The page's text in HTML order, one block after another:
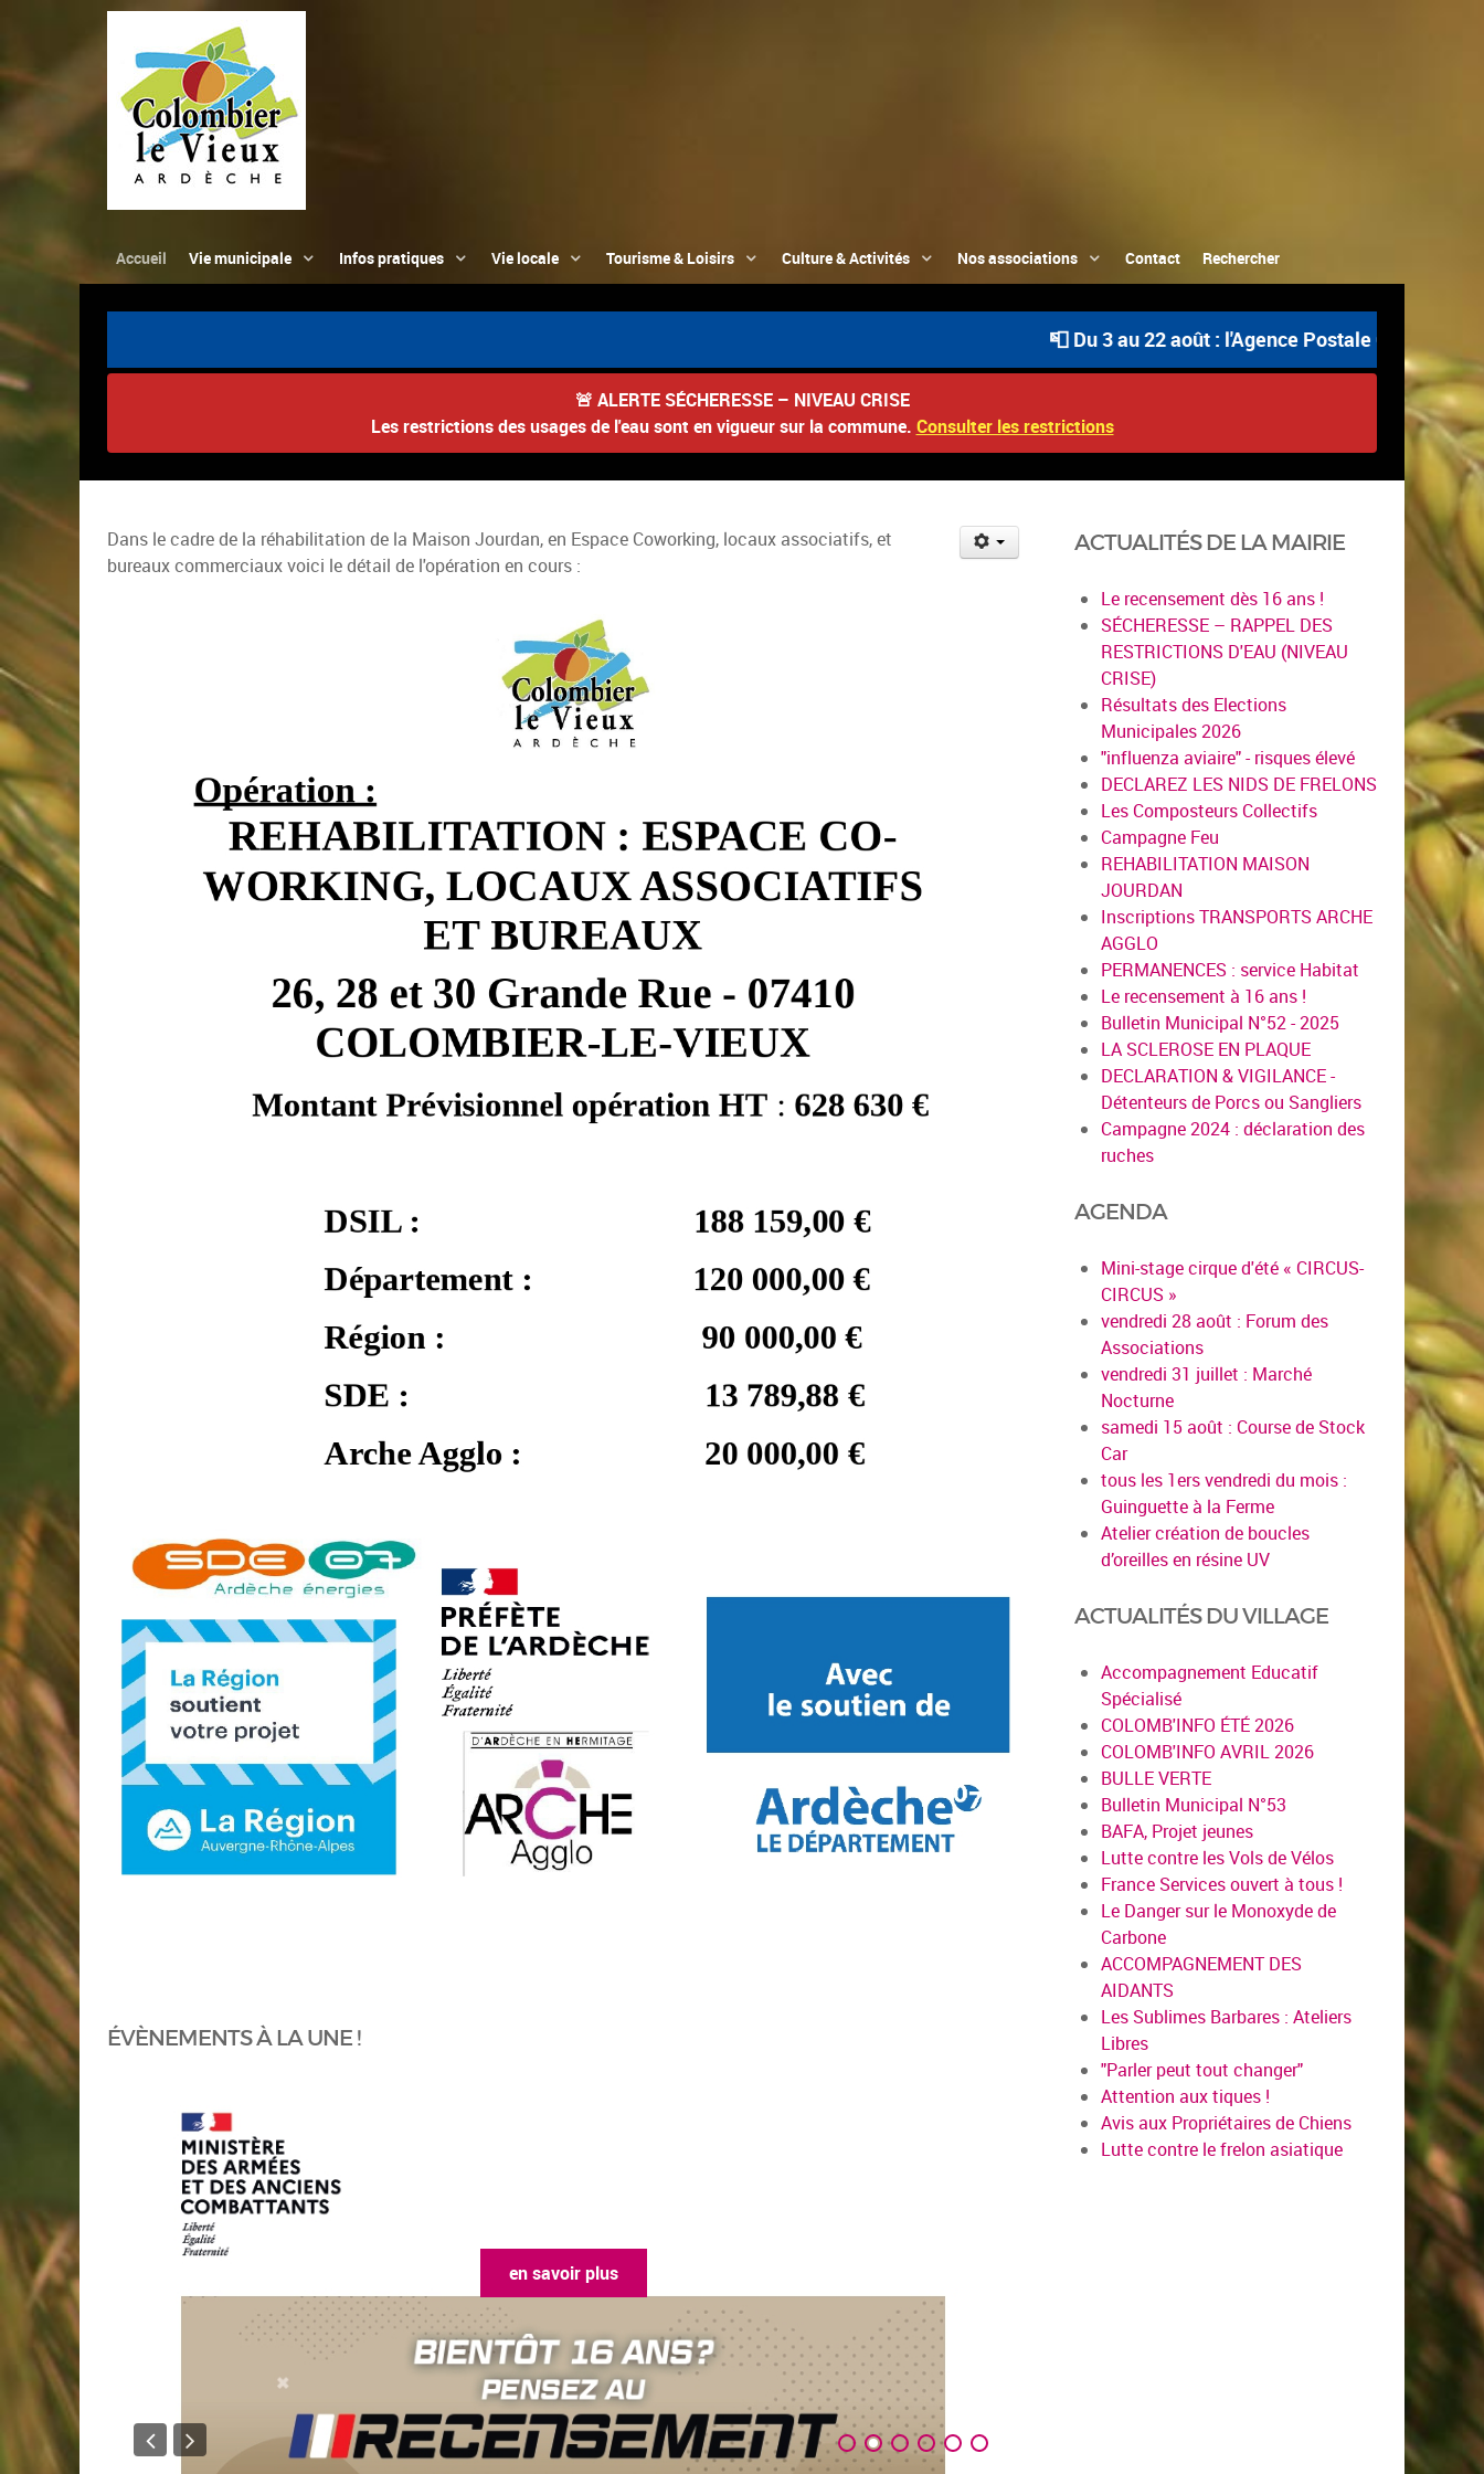
Accueil Vie municipale Infos pratiques Vie locale Tourisme & Loisirs Culture & Activités Nos associations Contact Rechercher
📮 Du 3 au 22 août : l'Agence Postale Communale
🚨 ALERTE SÉCHERESSE – NIVEAU CRISE
Les restrictions des usages de l'eau sont en vigueur sur la commune. Consulter les restrictions
Dans le cadre de la réhabilitation de la Maison Jourdan, en Espace Coworking, locaux associatifs, et
bureaux commerciaux voici le détail de l'opération en cours :
ÉVÈNEMENTS À LA UNE !
ACTUALITÉS DE LA MAIRIE
Le recensement dès 16 ans !
SÉCHERESSE – RAPPEL DES
RESTRICTIONS D'EAU (NIVEAU
CRISE)
Résultats des Elections
Municipales 2026
"influenza aviaire" - risques élevé
DECLAREZ LES NIDS DE FRELONS
Les Composteurs Collectifs
Campagne Feu
REHABILITATION MAISON
JOURDAN
Inscriptions TRANSPORTS ARCHE
AGGLO
PERMANENCES : service Habitat
Le recensement à 16 ans !
Bulletin Municipal N°52 - 2025
LA SCLEROSE EN PLAQUE
DECLARATION & VIGILANCE -
Détenteurs de Porcs ou Sangliers
Campagne 2024 : déclaration des
ruches
AGENDA
Mini-stage cirque d'été « CIRCUS-
CIRCUS »
vendredi 28 août : Forum des
Associations
vendredi 31 juillet : Marché
Nocturne
samedi 15 août : Course de Stock
Car
tous les 1ers vendredi du mois :
Guinguette à la Ferme
Atelier création de boucles
d’oreilles en résine UV
ACTUALITÉS DU VILLAGE
Accompagnement Educatif
Spécialisé
COLOMB'INFO ÉTÉ 2026
COLOMB'INFO AVRIL 2026
BULLE VERTE
Bulletin Municipal N°53
BAFA, Projet jeunes
Lutte contre les Vols de Vélos
France Services ouvert à tous !
Le Danger sur le Monoxyde de
Carbone
ACCOMPAGNEMENT DES
AIDANTS
Les Sublimes Barbares : Ateliers
Libres
"Parler peut tout changer"
Attention aux tiques !
Avis aux Propriétaires de Chiens
Lutte contre le frelon asiatique